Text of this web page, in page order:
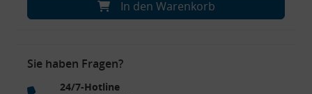
In den Warenkorb
Sie haben Fragen?
24/7-Hotline